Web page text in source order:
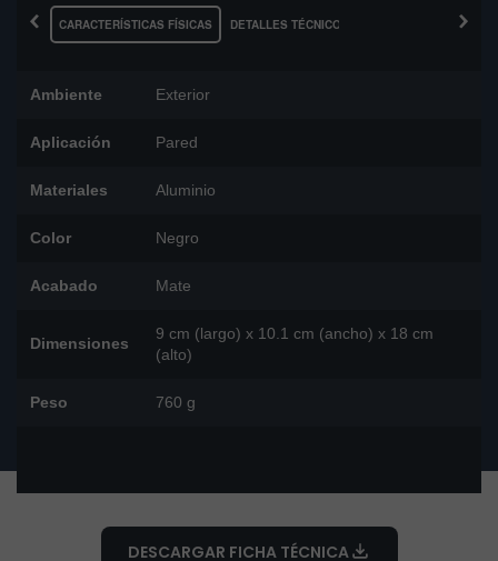
‹ CARACTERÍSTICAS FÍSICAS DETALLES TÉCNICOS ›
Ambiente Exterior
Aplicación Pared
Materiales Aluminio
Color Negro
Acabado Mate
Dimensiones
9 cm (largo) x 10.1 cm (ancho) x 18 cm
(alto)
Peso 760 g
DESCARGAR FICHA TÉCNICA